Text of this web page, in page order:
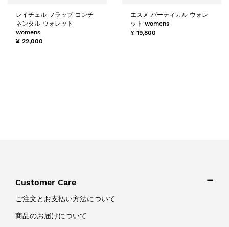
レイチェル フラップ コンチ
ネンタル ウォレット
womens
¥ 22,000
エスメ バーティカル ウォレ
ット womens
¥ 19,800
Customer Care
ご注文とお支払い方法について
商品のお届けについて